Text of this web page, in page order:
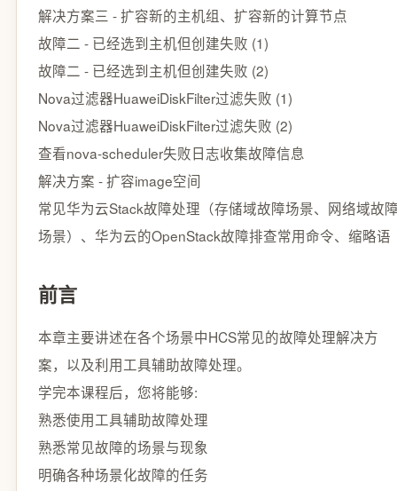
解决方案三 - 扩容新的主机组、扩容新的计算节点
故障二 - 已经选到主机但创建失败 (1)
故障二 - 已经选到主机但创建失败 (2)
Nova过滤器HuaweiDiskFilter过滤失败 (1)
Nova过滤器HuaweiDiskFilter过滤失败 (2)
查看nova-scheduler失败日志收集故障信息
解决方案 - 扩容image空间
常见华为云Stack故障处理（存储域故障场景、网络域故
场景）、华为云的OpenStack故障排查常用命令、缩略语
前言
本章主要讲述在各个场景中HCS常见的故障处理解决方
案，以及利用工具辅助故障处理。
学完本课程后，您将能够:
熟悉使用工具辅助故障处理
熟悉常见故障的场景与现象
明确各种场景化故障的任务